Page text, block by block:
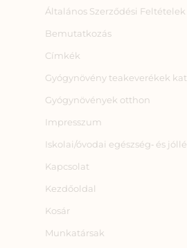
Általános Szerződési Feltételek
Bemutatkozás
Címkék
Gyógynövény teakeverékek
Gyógynövények otthon
Impresszum
Iskolai/óvodai egészség‑ és
Kapcsolat
Kezdőoldal
Kosár
Munkatársak